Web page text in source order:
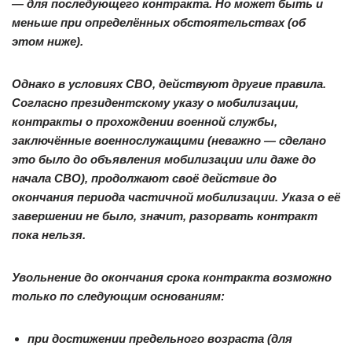
— для последующего контракта. Но может быть и
меньше при определённых обстоятельствах (об
этом ниже).
Однако в условиях СВО, действуют другие правила.
Согласно президентскому указу о мобилизации,
контракты о прохождении военной службы,
заключённые военнослужащими (неважно — сделано
это было до объявления мобилизации или даже до
начала СВО), продолжают своё действие до
окончания периода частичной мобилизации. Указа о её
завершении не было, значит, разорвать контракт
пока нельзя.
Увольнение до окончания срока контракта возможно
только по следующим основаниям:
при достижении предельного возраста (для